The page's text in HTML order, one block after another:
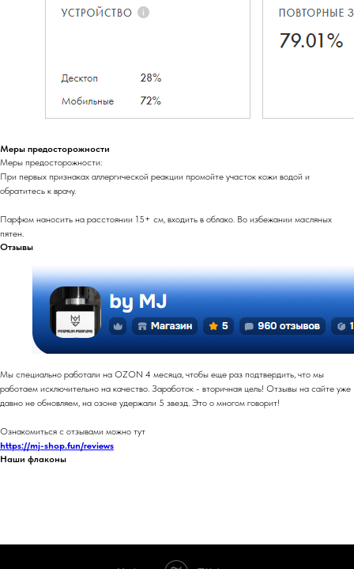
Меры предосторожности
Меры предосторожности:
При первых признаках аллергической реакции промойте участок кожи водой и
обратитесь к врачу.
Парфюм наносить на расстоянии 15+ см, входить в облако. Во избежании масляных
пятен.
Отзывы
Мы специально работали на OZON 4 месяца, чтобы еще раз подтвердить, что мы
работаем исключительно на качество. Заработок - вторичная цель! Отзывы на сайте уже
давно не обновляем, на озоне удержали 5 звезд. Это о многом говорит!
Ознакомиться с отзывами можно тут
https://mj-shop.fun/reviews
Наши флаконы